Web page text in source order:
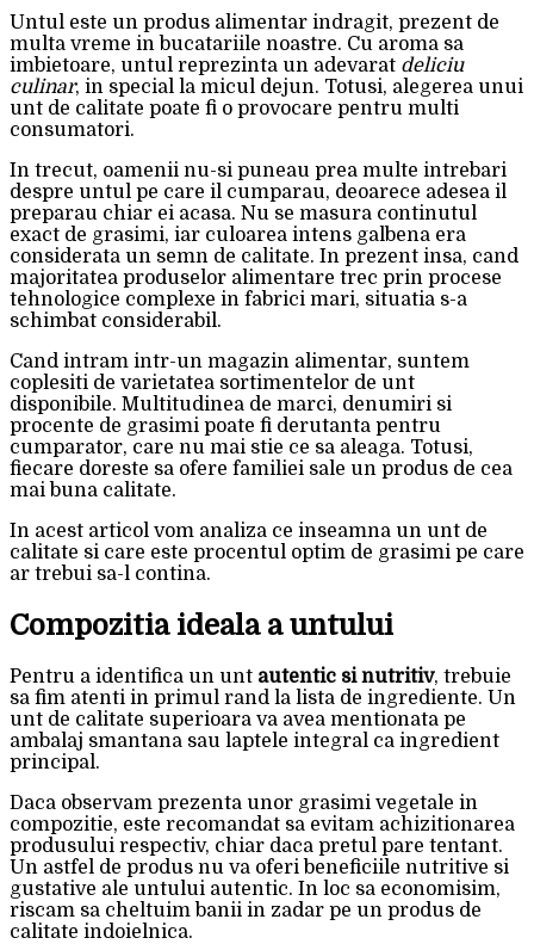
Untul este un produs alimentar indragit, prezent de
multa vreme in bucatariile noastre. Cu aroma sa
imbietoare, untul reprezinta un adevarat deliciu
culinar, in special la micul dejun. Totusi, alegerea unui
unt de calitate poate fi o provocare pentru multi
consumatori.
In trecut, oamenii nu-si puneau prea multe intrebari
despre untul pe care il cumparau, deoarece adesea il
preparau chiar ei acasa. Nu se masura continutul
exact de grasimi, iar culoarea intens galbena era
considerata un semn de calitate. In prezent insa, cand
majoritatea produselor alimentare trec prin procese
tehnologice complexe in fabrici mari, situatia s-a
schimbat considerabil.
Cand intram intr-un magazin alimentar, suntem
coplesiti de varietatea sortimentelor de unt
disponibile. Multitudinea de marci, denumiri si
procente de grasimi poate fi derutanta pentru
cumparator, care nu mai stie ce sa aleaga. Totusi,
fiecare doreste sa ofere familiei sale un produs de cea
mai buna calitate.
In acest articol vom analiza ce inseamna un unt de
calitate si care este procentul optim de grasimi pe care
ar trebui sa-l contina.
Compozitia ideala a untului
Pentru a identifica un unt autentic si nutritiv, trebuie
sa fim atenti in primul rand la lista de ingrediente. Un
unt de calitate superioara va avea mentionata pe
ambalaj smantana sau laptele integral ca ingredient
principal.
Daca observam prezenta unor grasimi vegetale in
compozitie, este recomandat sa evitam achizitionarea
produsului respectiv, chiar daca pretul pare tentant.
Un astfel de produs nu va oferi beneficiile nutritive si
gustative ale untului autentic. In loc sa economisim,
riscam sa cheltuim banii in zadar pe un produs de
calitate indoielnica.